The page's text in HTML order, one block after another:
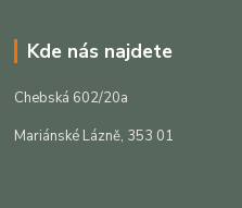
Kde nás najdete
Chebská 602/20a
Mariánské Lázně, 353 01